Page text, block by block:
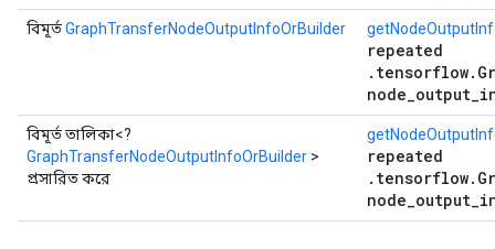
বিমূর্তGraphTransferNodeOutputInfoOrBuilder
repeated
বিমূর্ত তালিকা<?
GraphTransferNodeOutputInfoOrBuilder >
প্রসারিত করে
repeated